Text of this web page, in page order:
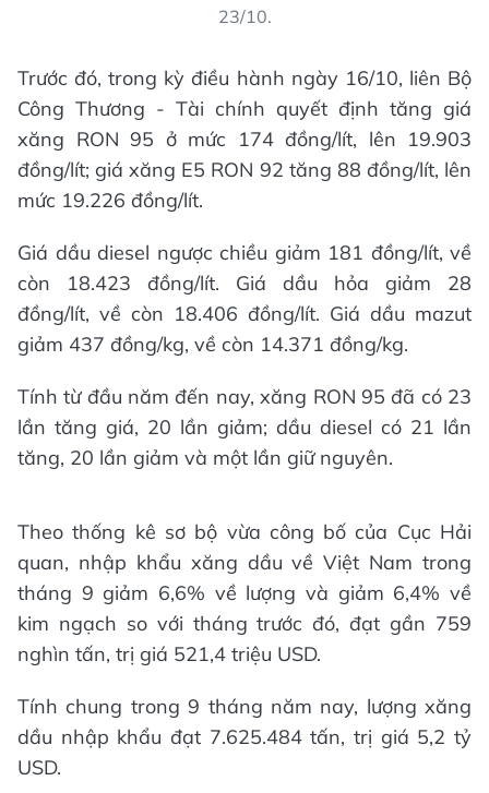
23/10.
Trước đó, trong kỳ điều hành ngày 16/10, liên Bộ
Công Thương - Tài chính quyết định tăng giá
xăng RON 95 ở mức 174 đồng/lít, lên 19.903
đồng/lít; giá xăng E5 RON 92 tăng 88 đồng/lít, lên
mức 19.226 đồng/lít.
Giá dầu diesel ngược chiều giảm 181 đồng/lít, về
còn 18.423 đồng/lít. Giá dầu hỏa giảm 28
đồng/lít, về còn 18.406 đồng/lít. Giá dầu mazut
giảm 437 đồng/kg, về còn 14.371 đồng/kg.
Tính từ đầu năm đến nay, xăng RON 95 đã có 23
lần tăng giá, 20 lần giảm; dầu diesel có 21 lần
tăng, 20 lần giảm và một lần giữ nguyên.
Theo thống kê sơ bộ vừa công bố của Cục Hải
quan, nhập khẩu xăng dầu về Việt Nam trong
tháng 9 giảm 6,6% về lượng và giảm 6,4% về
kim ngạch so với tháng trước đó, đạt gần 759
nghìn tấn, trị giá 521,4 triệu USD.
Tính chung trong 9 tháng năm nay, lượng xăng
dầu nhập khẩu đạt 7.625.484 tấn, trị giá 5,2 tỷ
USD.